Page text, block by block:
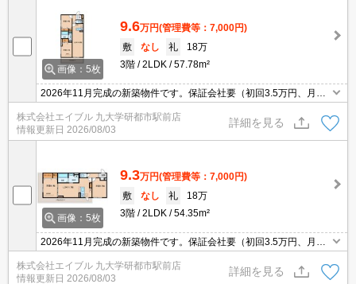
画像：5枚
9.6万円(管理費等：7,000円)
敷
なし 礼
18万
3階
2LDK 57.78m²
2026年11月完成の新築物件です。保証会社要（初回3.5万円、月総
額の1％＋800円/月）。
株式会社エイブル 九大学研都市駅前店
情報更新日 2026/08/03
詳細を見る
画像：5枚
9.3万円(管理費等：7,000円)
敷
なし 礼
18万
3階
2LDK 54.35m²
2026年11月完成の新築物件です。保証会社要（初回3.5万円、月総
額の1％＋800円/月）。
株式会社エイブル 九大学研都市駅前店
情報更新日 2026/08/03
詳細を見る